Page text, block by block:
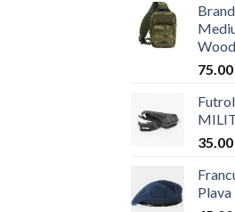
75.00
35.00
Plava